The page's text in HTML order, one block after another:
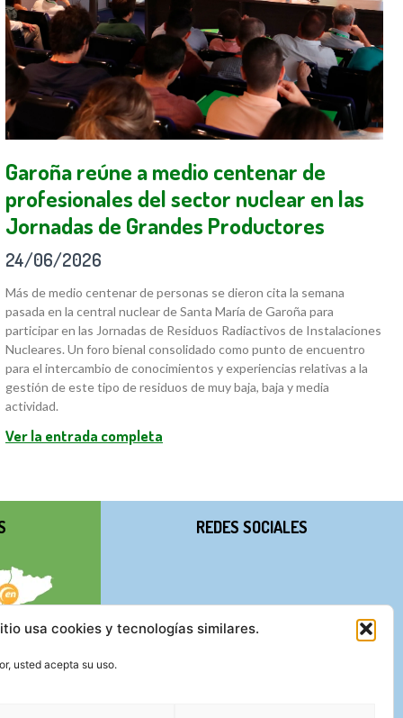
usa cookies y tecnologías similares.
usted acepta su uso.
Garoña reúne a medio centenar de
profesionales del sector nuclear en las
Jornadas de Grandes Productores
24/06/2026
Más de medio centenar de personas se dieron cita la semana
pasada en la central nuclear de Santa María de Garoña para
participar en las Jornadas de Residuos Radiactivos de Instalaciones
Nucleares. Un foro bienal consolidado como punto de encuentro
para el intercambio de conocimientos y experiencias relativas a la
gestión de este tipo de residuos de muy baja, baja y media
actividad.
Ver la entrada completa
REDES SOCIALES